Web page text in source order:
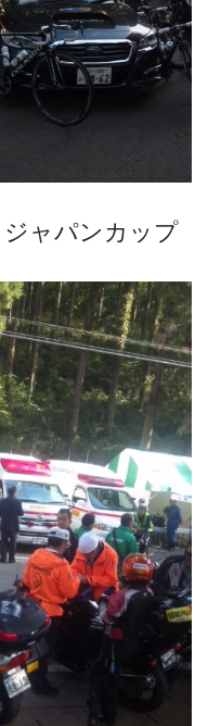
ジャパンカップ